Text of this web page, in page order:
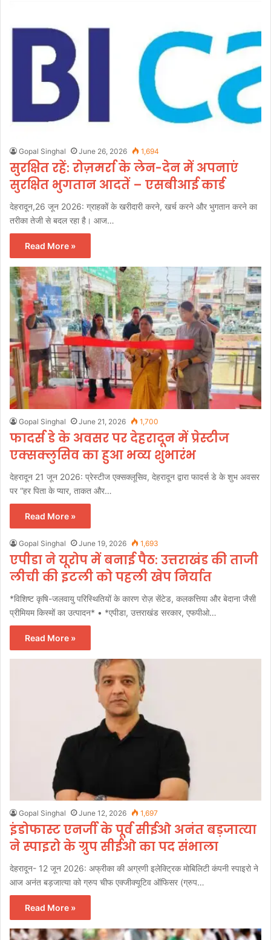
Gopal Singhal June 26, 2026 1,694
सुरक्षित रहें: रोज़मर्रा के लेन-देन में अपनाएं
सुरक्षित भुगतान आदतें – एसबीआई कार्ड
देहरादून,26 जून 2026: ग्राहकों के खरीदारी करने, खर्च करने और भुगतान करने का
तरीका तेजी से बदल रहा है। आज…
Read More »
Gopal Singhal June 21, 2026 1,700
फादर्स डे के अवसर पर देहरादून में प्रेस्टीज
एक्सक्लुसिव का हुआ भव्य शुभारंभ
देहरादून 21 जून 2026: प्रेस्टीज एक्सक्लूसिव, देहरादून द्वारा फादर्स डे के शुभ अवसर
पर “हर पिता के प्यार, ताकत और…
Read More »
Gopal Singhal June 19, 2026 1,693
एपीडा ने यूरोप में बनाई पैठ: उत्तराखंड की ताजी
लीची की इटली को पहली खेप निर्यात
*विशिष्ट कृषि-जलवायु परिस्थितियों के कारण रोज़ सेंटेड, कलकत्तिया और बेदाना जैसी
प्रीमियम किस्मों का उत्पादन* • *एपीडा, उत्तराखंड सरकार, एफपीओ…
Read More »
Gopal Singhal June 12, 2026 1,697
इंडोफास्ट एनर्जी के पूर्व सीईओ अनंत बड़जात्या
ने स्पाइरो के ग्रुप सीईओ का पद संभाला
देहरादून- 12 जून 2026: अफ्रीका की अग्रणी इलेक्ट्रिक मोबिलिटी कंपनी स्पाइरो ने
आज अनंत बड़जात्या को ग्रुप चीफ एक्जीक्यूटिव ऑफिसर (ग्रुप…
Read More »